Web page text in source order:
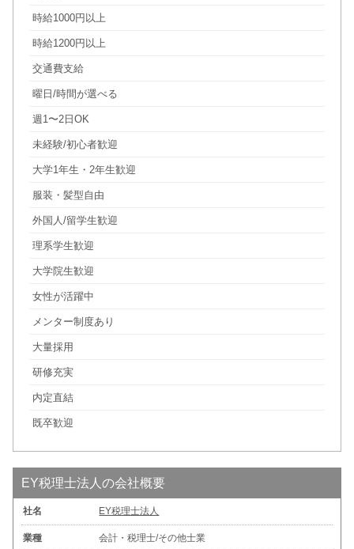
時給1000円以上
時給1200円以上
交通費支給
曜日/時間が選べる
週1〜2日OK
未経験/初心者歓迎
大学1年生・2年生歓迎
服装・髪型自由
外国人/留学生歓迎
理系学生歓迎
大学院生歓迎
女性が活躍中
メンター制度あり
大量採用
研修充実
内定直結
既卒歓迎
EY税理士法人の会社概要
社名 EY税理士法人
業種 会計・税理士/その他士業